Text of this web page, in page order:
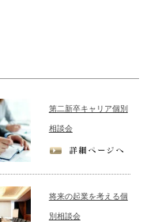
第二新卒キャリア個別
相談会
将来の起業を考える個
別相談会